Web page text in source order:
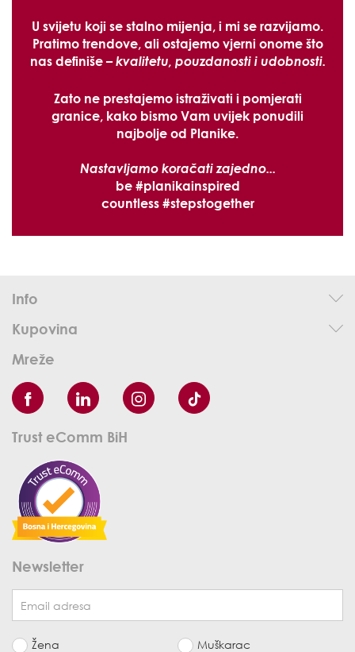
U svijetu koji se stalno mijenja, i mi se razvijamo.
Pratimo trendove, ali ostajemo vjerni onome što
nas definiše –kvalitetu, pouzdanosti i udobnosti.
Zato ne prestajemo istraživati i pomjerati
granice, kako bismo Vam uvijek ponudili
najbolje od Planike.
Nastavljamo koračati zajedno...
be #planikainspired
countless #stepstogether
Info
Kupovina
Mreže
Trust eComm BiH
Newsletter
Žena Muškarac